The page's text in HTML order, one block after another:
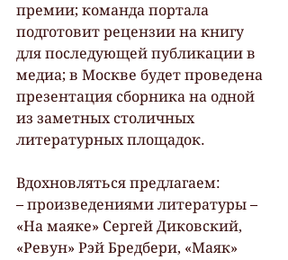
премии; команда портала
подготовит рецензии на книгу
для последующей публикации в
медиа; в Москве будет проведена
презентация сборника на одной
из заметных столичных
литературных площадок.
Вдохновляться предлагаем:
– произведениями литературы –
«На маяке» Сергей Диковский,
«Ревун» Рэй Бредбери, «Маяк»